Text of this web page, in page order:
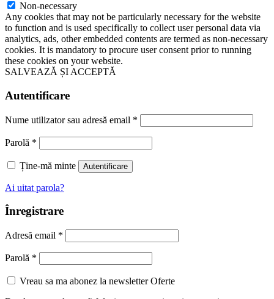
Non-necessary
Any cookies that may not be particularly necessary for the website
to function and is used specifically to collect user personal data via
analytics, ads, other embedded contents are termed as non-necessary
cookies. It is mandatory to procure user consent prior to running
these cookies on your website.
SALVEAZĂ ȘI ACCEPTĂ
Autentificare
Nume utilizator sau adresă email *
Parolă *
Ține-mă minte Autentificare
Ai uitat parola?
Înregistrare
Adresă email *
Parolă *
Vreau sa ma abonez la newsletter Oferte